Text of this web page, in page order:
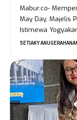
Mabur.co-
May Day, Majelis
Istimewa
SETIAKY